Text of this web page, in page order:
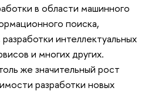
в области машинного
поиска,
интеллектуальных
и многих других.
же значительный рост
разработки новых